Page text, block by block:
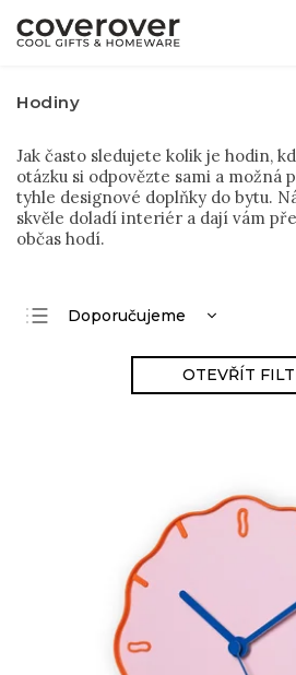
Hodiny
Jak často sledujete kolik je hodin,
otázku si odpovězte sami a možná
tyhle designové doplňky do bytu.
skvěle doladí interiér a dají vám
občas hodí.
Doporučujeme
OTEVŘÍT